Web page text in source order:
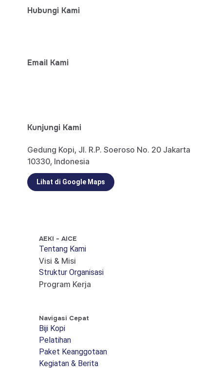
Hubungi Kami
Email Kami
Kunjungi Kami
Gedung Kopi, Jl. R.P. Soeroso No. 20 Jakarta
10330, Indonesia
Lihat di Google Maps
AEKI - AICE
Tentang Kami
Visi & Misi
Struktur Organisasi
Program Kerja
Navigasi Cepat
Biji Kopi
Pelatihan
Paket Keanggotaan
Kegiatan & Berita